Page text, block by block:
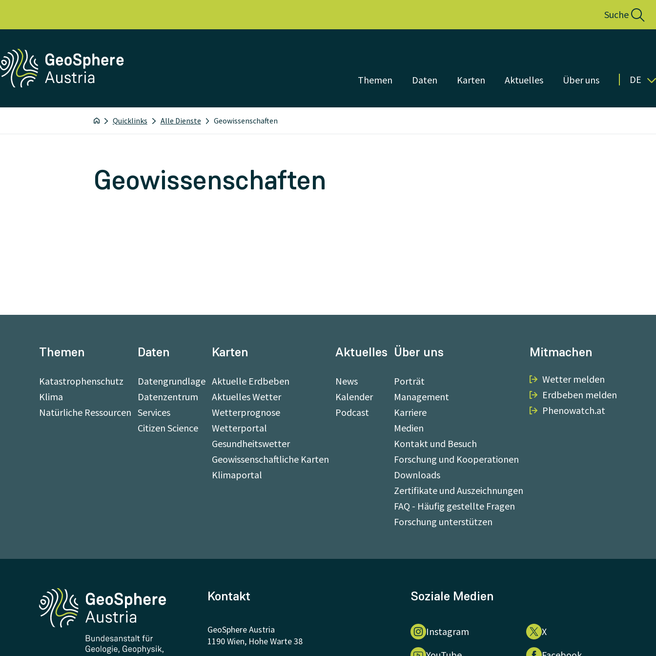
Suche
Themen Daten Karten Aktuelles Über uns DE
Quicklinks Alle Dienste Geowissenschaften
Geowissenschaften
Themen
Katastrophenschutz
Klima
Natürliche Ressourcen
Daten
Datengrundlage
Datenzentrum
Services
Citizen Science
Karten
Aktuelle Erdbeben
Aktuelles Wetter
Wetterprognose
Wetterportal
Gesundheitswetter
Geowissenschaftliche Karten
Klimaportal
Aktuelles
News
Kalender
Podcast
Über uns
Porträt
Management
Karriere
Medien
Kontakt und Besuch
Forschung und Kooperationen
Downloads
Zertifikate und Auszeichnungen
FAQ - Häufig gestellte Fragen
Forschung unterstützen
Mitmachen
Wetter melden
Erdbeben melden
Phenowatch.at
Kontakt
GeoSphere Austria
1190 Wien, Hohe Warte 38
Soziale Medien
Instagram
X